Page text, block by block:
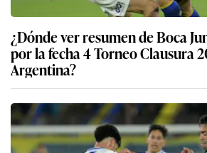
¿Dónde ver resumen de Boca
por la fecha 4 Torneo Clausura
Argentina?